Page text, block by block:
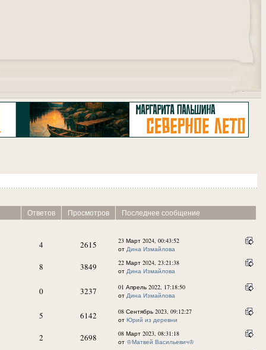
Ответов Просмотров Последнее сообщение
4 2615
23 Март 2024, 00:43:52
от Дина Измайлова
8 3849
22 Март 2024, 23:21:38
от Дина Измайлова
0 3237
01 Апрель 2022, 17:18:50
от Дина Измайлова
5 6142
08 Сентябрь 2023, 09:12:27
от Юрий из деревни
2 2698
08 Март 2023, 08:31:18
от ᠌♔Матвей Васильевич♔